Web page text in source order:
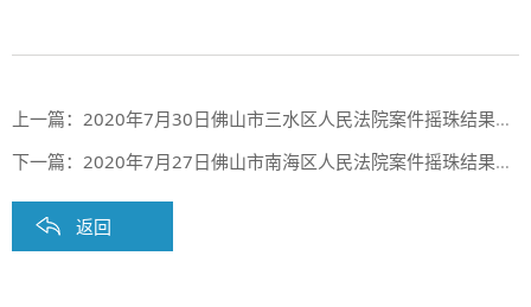
上一篇： 2020年7月30日佛山市三水区人民法院案件摇珠结果公布
下一篇： 2020年7月27日佛山市南海区人民法院案件摇珠结果公布
返回